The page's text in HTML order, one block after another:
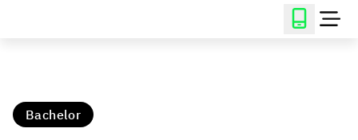
Bachelor